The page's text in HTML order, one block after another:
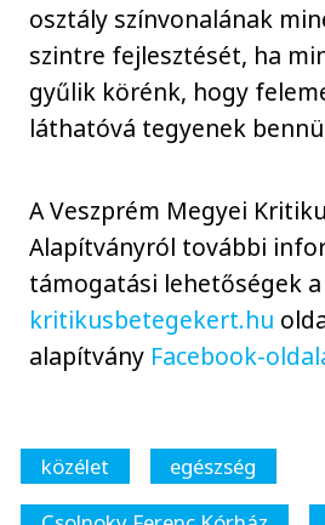
osztály színvonalának
szintre fejlesztését, ha
gyűlik körénk, hogy
láthatóvá tegyenek
A Veszprém Megyei
Alapítványról további
támogatási lehetőségek a
kritikusbetegekert.hu
alapítvány Facebook-
közélet
egészség